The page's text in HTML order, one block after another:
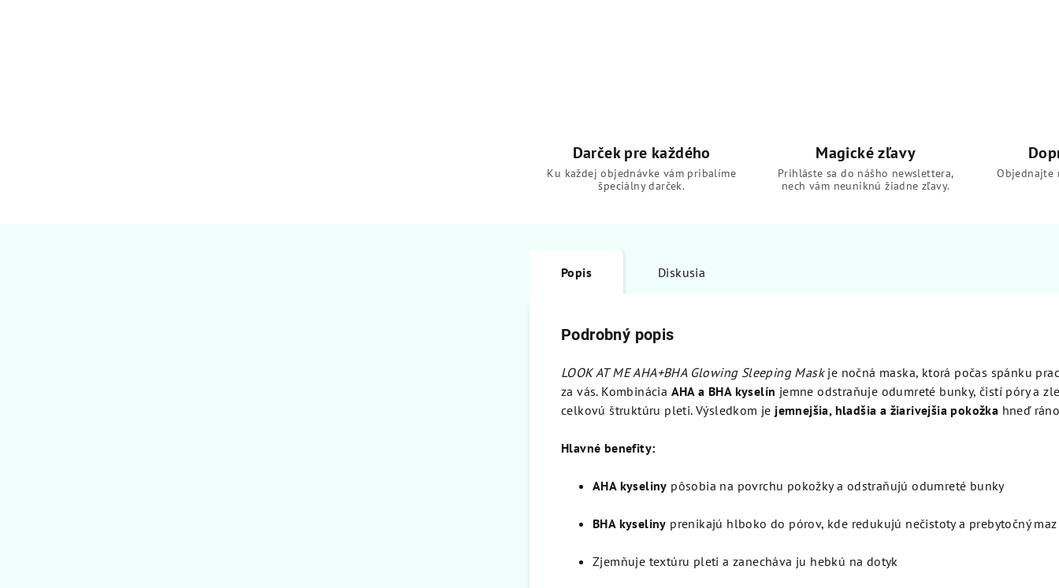
Darček pre každého
Ku každej objednávke vám pribalíme
špeciálny darček.
Magické zľavy
Prihláste sa do nášho newslettera,
nech vám neuniknú žiadne zľavy.
Objednajte
Popis Diskusia
Podrobný popis
LOOK AT ME AHA+BHA Glowing Sleeping Maskje nočná maska, ktorá počas spánku
za vás. Kombinácia AHA a BHA kyselín jemne odstraňuje odumreté bunky, čistí póry a
celkovú štruktúru pleti. Výsledkom je jemnejšia, hladšia a žiarivejšia pokožka hneď
Hlavné benefity:
AHA kyseliny pôsobia na povrchu pokožky a odstraňujú odumreté bunky
BHA kyseliny prenikajú hlboko do pórov, kde redukujú nečistoty a prebytočný maz
Zjemňuje textúru pleti a zanecháva ju hebkú na dotyk